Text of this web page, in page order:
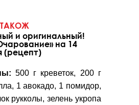
ТАКОЖ
и оригинальный!
на 14
(рецепт)
500 г креветок, 200 г
1 авокадо, 1 помидор,
рукколы, зелень укропа